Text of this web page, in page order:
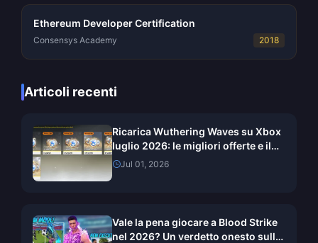
Ethereum Developer Certification
Consensys Academy 2018
Articoli recenti
Ricarica Wuthering Waves su Xbox
luglio 2026: le migliori offerte e il
metodo più economico?
Jul 01, 2026
Vale la pena giocare a Blood Strike
nel 2026? Un verdetto onesto sulla